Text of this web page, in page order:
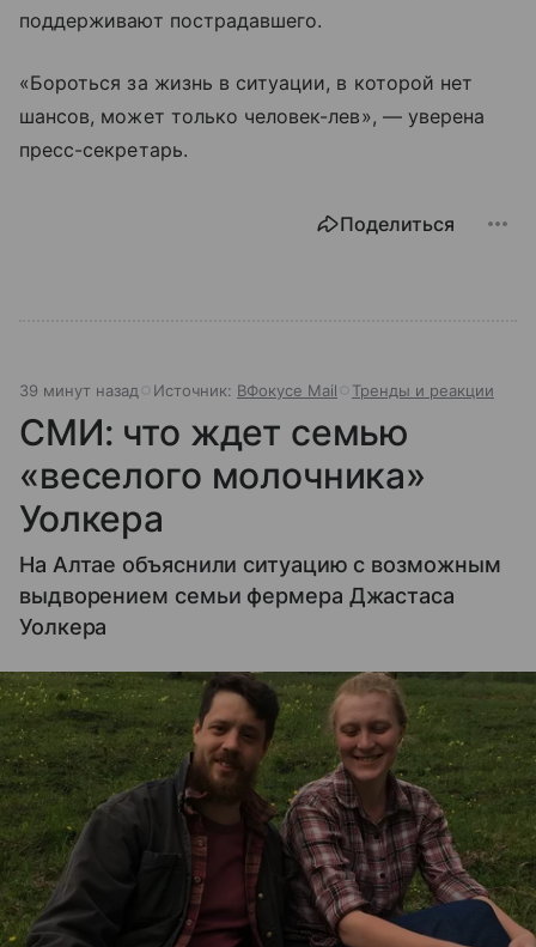
поддерживают пострадавшего.
«Бороться за жизнь в ситуации, в которой нет
шансов, может только человек-лев», — уверена
пресс-секретарь.
Поделиться
39 минут назад Источник: ВФокусе Mail Тренды и реакции
СМИ: что ждет семью
«веселого молочника»
Уолкера
На Алтае объяснили ситуацию с возможным
выдворением семьи фермера Джастаса
Уолкера